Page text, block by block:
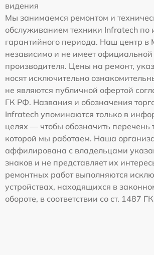
видения
Мы занимаемся ремонтом и
обслуживанием техники Infratech по
гарантийного периода. Наш центр в
независимо и не имеет официальной
производителя. Цены на ремонт,
носят исключительно
не являются публичной офертой
ГК РФ. Названия и обозначения
Infratech упоминаются только в
целях — чтобы обозначить перечень
которой мы работаем. Наша
аффилирована с владельцами
знаков и не представляет их
ремонтных работ выполняются
устройствах, находящихся в
обороте, в соответствии со ст. 1487